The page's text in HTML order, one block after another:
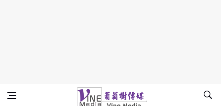
咒詛
Vine Media
葡萄樹傳媒